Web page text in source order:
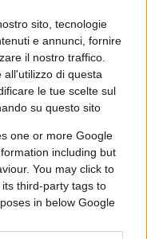
sito, tecnologie
e annunci, fornire
il nostro traffico.
all'utilizzo di questa
le tue scelte sul
su questo sito
one or more Google
including but
You may click to
third-party tags to
in below Google
Maurizio Landini
perenne
nella sua
marcia indietro e
contrattuali e
totale
della Schlein si
ovvero
copertura e di